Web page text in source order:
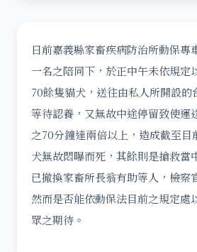
日前嘉義縣家畜疾病防治所動保專
一名之陪同下，於正中午未依規定
70餘隻貓犬，送往由私人所開設的
等待認養，又無故中途停留致使運
之70分鐘達兩倍以上，造成截至目
犬無故悶曝而死，其餘則是搶救當
已撤換家畜所長翁有助等人，檢察
然而是否能依動保法目前之規定處
眾之期待。